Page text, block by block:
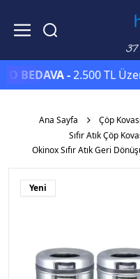
-2.500 TL Üzeri
Ana Sayfa
Çöp
Sıfır Atık Çöp
Okinox Sıfır Atık Geri
Yeni